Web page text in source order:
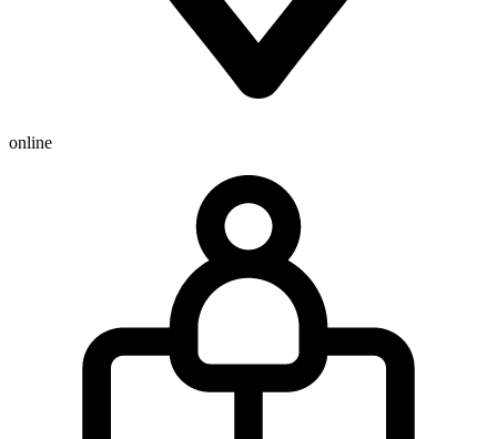
online